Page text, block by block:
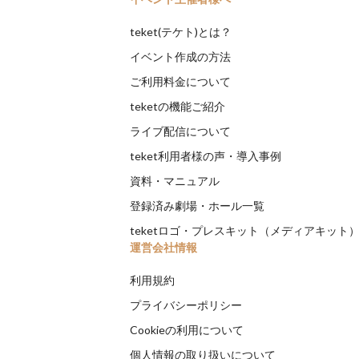
teket(テケト)とは？
イベント作成の方法
ご利用料金について
teketの機能ご紹介
ライブ配信について
teket利用者様の声・導入事例
資料・マニュアル
登録済み劇場・ホール一覧
teketロゴ・プレスキット（メディアキット）
運営会社情報
利用規約
プライバシーポリシー
Cookieの利用について
個人情報の取り扱いについて